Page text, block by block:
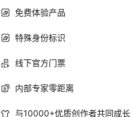
免费体验产品
特殊身份标识
线下官方门票
内部专家零距离
与10000+优质创作者共同成长